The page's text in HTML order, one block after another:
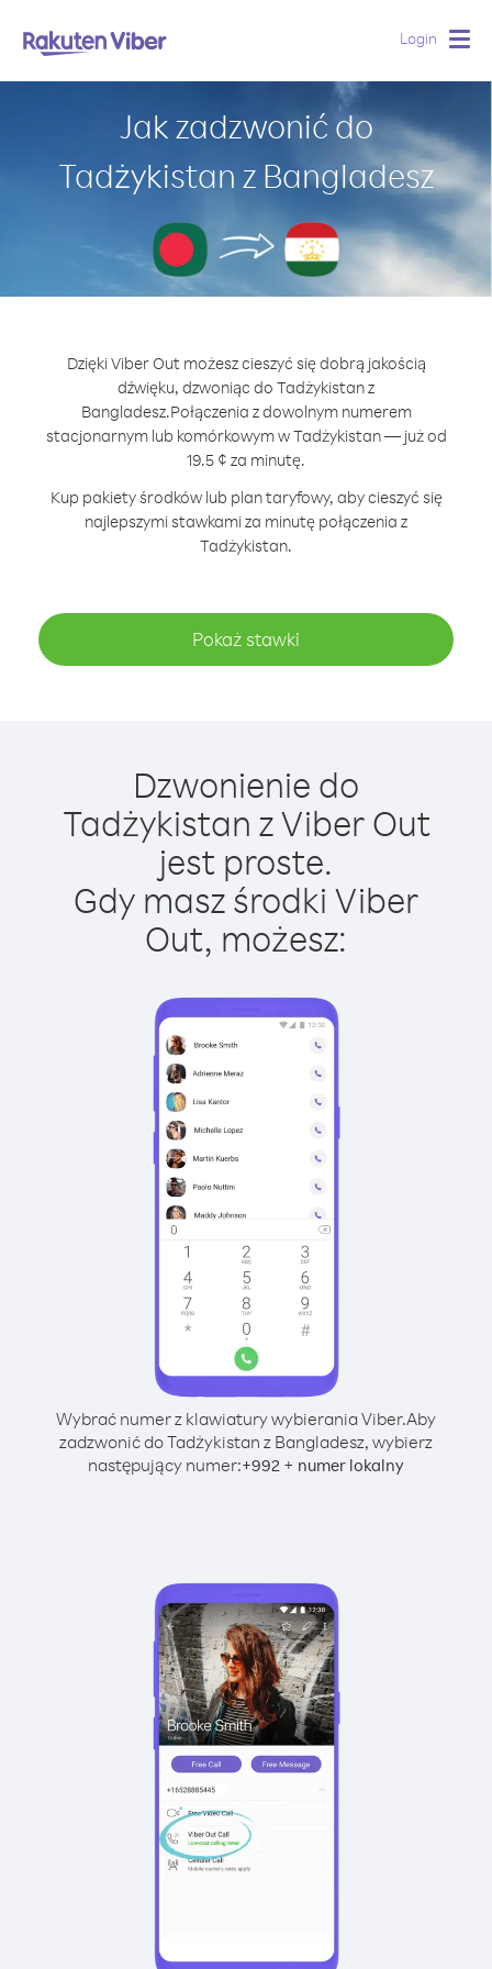
Login
Jak zadzwonić do
Tadżykistan z Bangladesz
Dzięki Viber Out możesz cieszyć się dobrą jakością
dźwięku, dzwoniąc do Tadżykistan z
Bangladesz.Połączenia z dowolnym numerem
stacjonarnym lub komórkowym w Tadżykistan — już od
19.5 ¢ za minutę.
Kup pakiety środków lub plan taryfowy, aby cieszyć się
najlepszymi stawkami za minutę połączenia z
Tadżykistan.
Pokaż stawki
Dzwonienie do
Tadżykistan z Viber Out
jest proste.
Gdy masz środki Viber
Out, możesz:
Wybrać numer z klawiatury wybierania Viber.Aby
zadzwonić do Tadżykistan z Bangladesz, wybierz
następujący numer:+992 + numer lokalny